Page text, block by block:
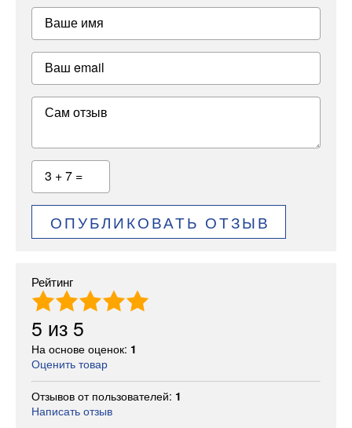
Ваше имя
Ваш email
Сам отзыв
3 + 7 =
ОПУБЛИКОВАТЬ ОТЗЫВ
Рейтинг
5 из 5
На основе оценок: 1
Оценить товар
Отзывов от пользователей: 1
Написать отзыв